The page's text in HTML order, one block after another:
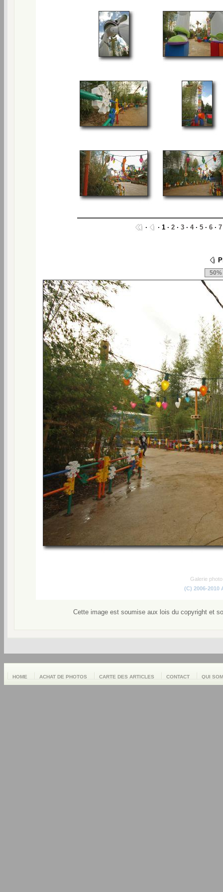
· · 1 · 2 · 3 · 4· 5 · 6 · 7
Galerie
(C) 2006-2010
Cette image est soumise aux lois du copyright et
HOME ACHAT DE PHOTOS CARTE DES ARTICLES CONTACT QUI